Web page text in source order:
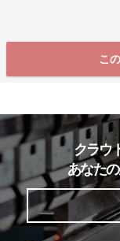
こ
クラウ
あなた